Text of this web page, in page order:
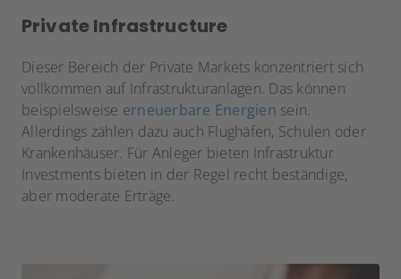
Private Infrastructure
Dieser Bereich der Private Markets konzentriert sich
vollkommen auf Infrastrukturanlagen. Das können
beispielsweise erneuerbare Energien sein.
Allerdings zählen dazu auch Flughäfen, Schulen oder
Krankenhäuser. Für Anleger bieten Infrastruktur
Investments bieten in der Regel recht beständige,
aber moderate Erträge.